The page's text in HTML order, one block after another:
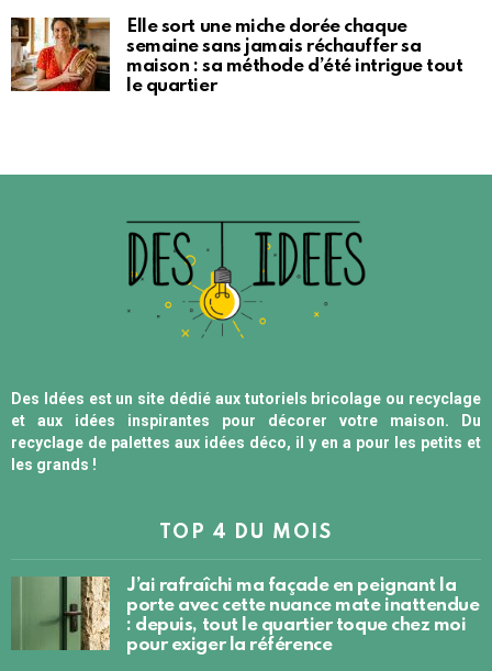
Elle sort une miche dorée chaque
semaine sans jamais réchauffer sa
maison : sa méthode d’été intrigue tout
le quartier
Des Idées est un site dédié aux tutoriels bricolage ou recyclage
et aux idées inspirantes pour décorer votre maison. Du
recyclage de palettes aux idées déco, il y en a pour les petits et
les grands !
TOP 4 DU MOIS
J’ai rafraîchi ma façade en peignant la
porte avec cette nuance mate inattendue
: depuis, tout le quartier toque chez moi
pour exiger la référence